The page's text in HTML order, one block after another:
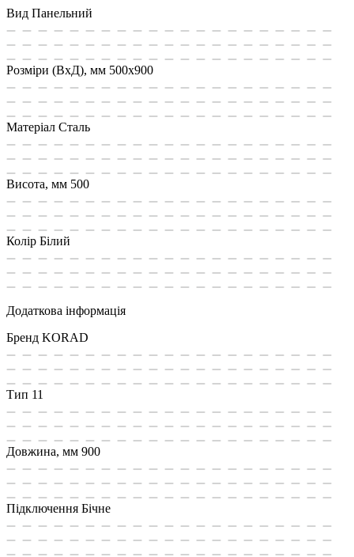
Вид Панельний
Розміри (ВxД), мм 500x900
Матеріал Сталь
Висота, мм 500
Колір Білий
Додаткова інформація
Бренд KORAD
Тип 11
Довжина, мм 900
Підключення Бічне